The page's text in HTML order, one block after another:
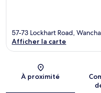
57-73 Lockhart Road,
Afficher la carte
À proximité